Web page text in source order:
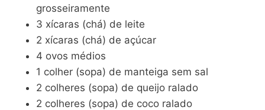
grosseiramente
3 xícaras (chá) de leite
2 xícaras (chá) de açúcar
4 ovos médios
1 colher (sopa) de manteiga sem sal
2 colheres (sopa) de queijo ralado
2 colheres (sopa) de coco ralado